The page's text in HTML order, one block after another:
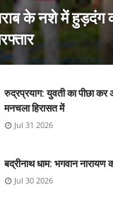
के नशे में हुड़दंग
रुद्रप्रयाग: युवती का पीछा कर
मनचला हिरासत में
Jul 31 2026
बद्रीनाथ धाम: भगवान नारायण
Jul 30 2026